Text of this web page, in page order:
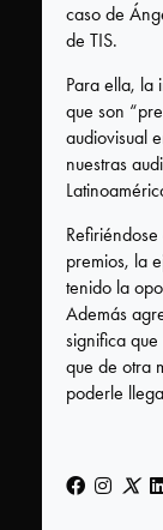
Acerca
de
PRODU
Acerca
de
Premios
Historia
Estatuilla
Otros
Premios
caso de
de TIS.
Para ella, la
que son
audiovisual
nuestras
premios, la
tenido la
Además
significa
que de otra
poderle